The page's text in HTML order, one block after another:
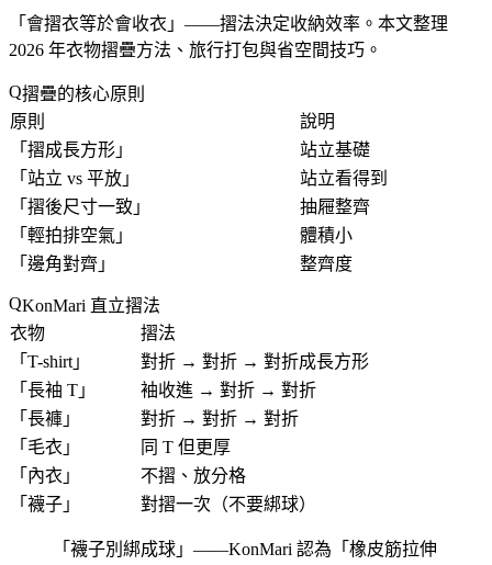
「 會摺衣等於會收衣 」——摺法決定收納效率。本文整理
2026 年衣物摺疊方法、旅行打包與省空間技巧。
摺疊的核心原則
原則
說明
「 摺成長方形 」
站立基礎
「 站立 vs 平放 」
站立看得到
「 摺後尺寸一致 」
抽屜整齊
「 輕拍排空氣 」
體積小
「 邊角對齊 」 整齊度
KonMari 直立摺法
衣物
摺法
「 T-shirt 」
對折 → 對折 → 對折成長方形
「 長袖 T 」
袖收進 → 對折 → 對折
「 長褲 」
對折 → 對折 → 對折
「 毛衣 」
同 T 但更厚
「 內衣 」
不摺、放分格
「 襪子 」 對摺一次（不要綁球）
「 襪子別綁成球 」——KonMari 認為「 橡皮筋拉伸